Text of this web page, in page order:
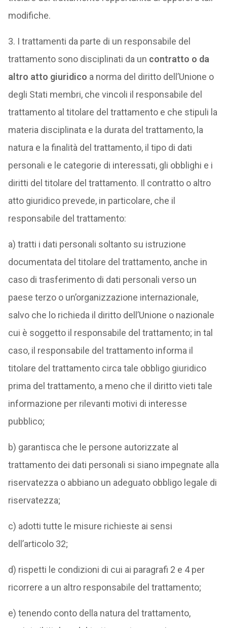
modifiche.
3. I trattamenti da parte di un responsabile del
trattamento sono disciplinati da un contratto o da
altro atto giuridico a norma del diritto dell’Unione o
degli Stati membri, che vincoli il responsabile del
trattamento al titolare del trattamento e che stipuli la
materia disciplinata e la durata del trattamento, la
natura e la finalità del trattamento, il tipo di dati
personali e le categorie di interessati, gli obblighi e i
diritti del titolare del trattamento. Il contratto o altro
atto giuridico prevede, in particolare, che il
responsabile del trattamento:
a) tratti i dati personali soltanto su istruzione
documentata del titolare del trattamento, anche in
caso di trasferimento di dati personali verso un
paese terzo o un’organizzazione internazionale,
salvo che lo richieda il diritto dell’Unione o nazionale
cui è soggetto il responsabile del trattamento; in tal
caso, il responsabile del trattamento informa il
titolare del trattamento circa tale obbligo giuridico
prima del trattamento, a meno che il diritto vieti tale
informazione per rilevanti motivi di interesse
pubblico;
b) garantisca che le persone autorizzate al
trattamento dei dati personali si siano impegnate alla
riservatezza o abbiano un adeguato obbligo legale di
riservatezza;
c) adotti tutte le misure richieste ai sensi
dell’articolo 32;
d) rispetti le condizioni di cui ai paragrafi 2 e 4 per
ricorrere a un altro responsabile del trattamento;
e) tenendo conto della natura del trattamento,